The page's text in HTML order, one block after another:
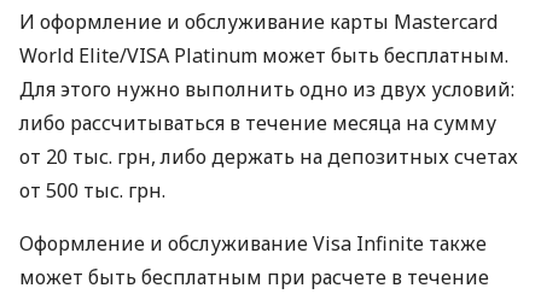
И оформление и обслуживание карты Mastercard
World Elite/VISA Platinum может быть бесплатным.
Для этого нужно выполнить одно из двух условий:
либо рассчитываться в течение месяца на сумму
от 20 тыс. грн, либо держать на депозитных счетах
от 500 тыс. грн.
Оформление и обслуживание Visa Infinite также
может быть бесплатным при расчете в течение